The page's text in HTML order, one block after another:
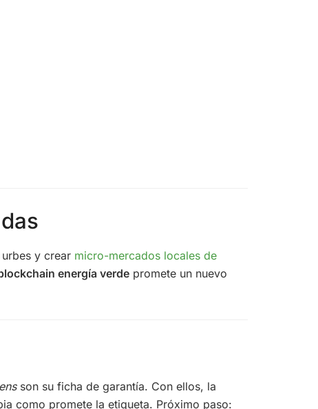
y crear micro-mercados locales de
energía verde promete un nuevo
son su ficha de garantía. Con ellos, la
como promete la etiqueta. Próximo paso: